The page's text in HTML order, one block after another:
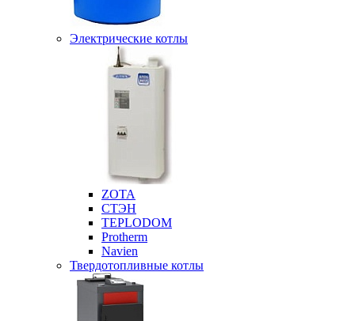
Электрические котлы
ZOTA
СТЭН
TEPLODOM
Protherm
Navien
Твердотопливные котлы